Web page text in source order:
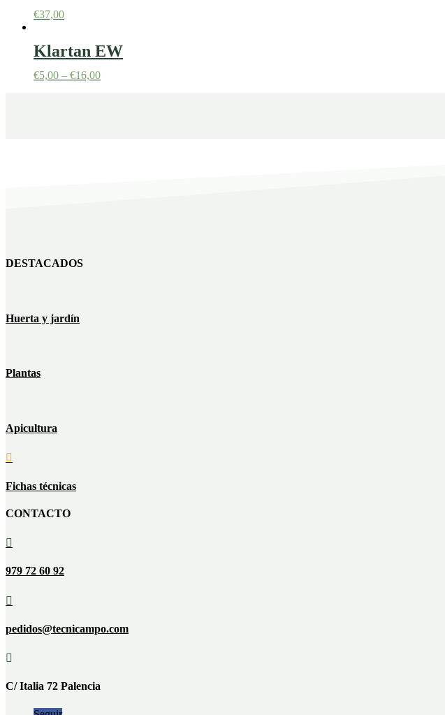
€37,00
Klartan EW
€5,00 – €16,00
DESTACADOS
Huerta y jardín
Plantas
Apicultura

Fichas técnicas
CONTACTO

979 72 60 92

pedidos@tecnicampo.com

C/ Italia 72 Palencia